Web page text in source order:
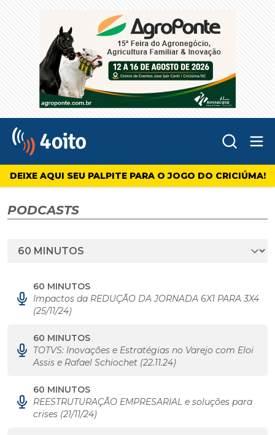
4oito
DEIXE AQUI SEU PALPITE PARA O JOGO DO CRICIÚMA!
PODCASTS
60 MINUTOS
Impactos da REDUÇÃO DA JORNADA 6X1 PARA 3X4
(25/11/24)
60 MINUTOS
TOTVS: Inovações e Estratégias no Varejo com Eloi
Assis e Rafael Schiochet (22.11.24)
60 MINUTOS
REESTRUTURAÇÃO EMPRESARIAL e soluções para
crises (21/11/24)